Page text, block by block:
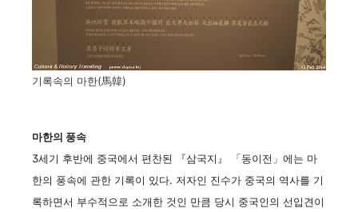
기록속의 마한(馬韓)
마한의 풍속
3세기 후반에 중국에서 편찬된 『삼국지』 「동이전」에는 마
한의 풍속에 관한 기록이 있다. 저자인 진수가 중국의 역사를 기
록하면서 부수적으로 소개한 것인 만큼 당시 중국인의 선입견이